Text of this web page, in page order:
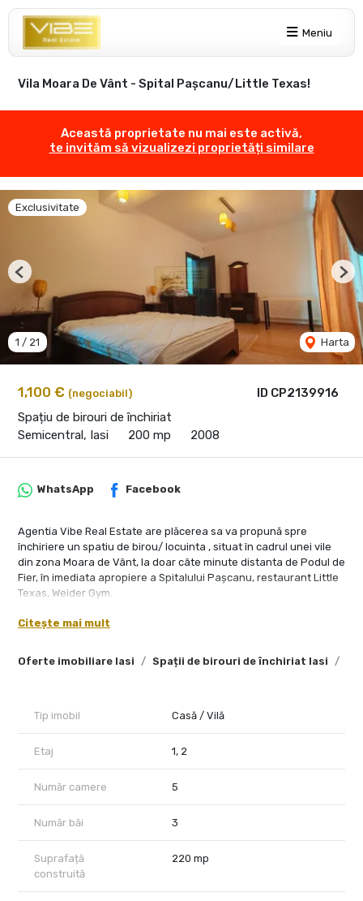
Meniu
Vila Moara De Vânt - Spital Pașcanu/Little Texas!
Această proprietate nu mai este activă,
te invităm să vizualizezi proprietăți similare
ID CP2139916
1,100 € (negociabil)
Spațiu de birouri de închiriat
Semicentral, Iasi
200 mp 2008
Exclusivitate
1 / 21 Harta
Previous
Oferte imobiliare Iasi Spații de birouri de închiriat Iasi
WhatsApp Facebook
Agentia Vibe Real Estate are plăcerea sa va propună spre
închiriere un spatiu de birou/ locuinta , situat în cadrul unei vile
din zona Moara de Vânt, la doar câte minute distanta de Podul de
Fier, în imediata apropiere a Spitalului Pașcanu, restaurant Little
Texas, Weider Gym.
de 4 dormitoare/birouri, hol principal, 2 grupuri sanitare, terasa,
acces la o terasa de 8 mp cu VIEW SUPERB asupra orașului și
acces la un al treilea grup sanitar.
Contorizarea utilităților se face complet separat.
Accesul la interiorul proprietarii se face prin intermediul unor
porți cu deschidere automata, unde se pot parca la. Interior pana
Se percepe garanție o luna și comision agenție.
Se oferă contract ANAF.
Citește mai mult
Tip imobil Casă / Vilă
Etaj 1, 2
Număr camere 5
Număr băi 3
Suprafață
construită
220 mp